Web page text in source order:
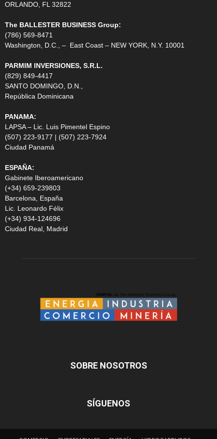
ORLANDO, FL 32822
The BALLESTER BUSINESS Group:
(786) 569-8471
Washington, D.C., – East Coast – NEW YORK, N.Y. 10001
PARMIM INVERSIONES, S.R.L.
(829) 849-4417
SANTO DOMINGO, D.N.,
República Dominicana
PANAMA:
LAPSA – Lic. Luis Pimentel Espino
(507) 223-9177 | (507) 223-7924
Ciudad Panamá
ESPAÑA:
Gabinete Iberoamericano
(+34) 659-239803
Barcelona, España
Lic. Leonardo Félix
(+34) 934-124696
Ciudad Real, Madrid
SOBRE NOSOTROS
SÍGUENOS